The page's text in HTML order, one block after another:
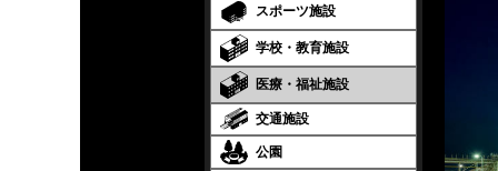
スポーツ施設
学校・教育施設
医療・福祉施設
交通施設
公園